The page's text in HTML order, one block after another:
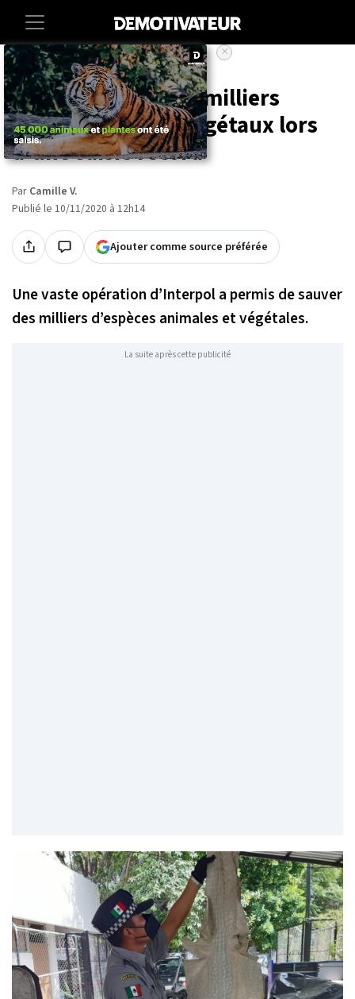
Accueil Societe Animaux
Interpol sauve des milliers
d'animaux et de végétaux lors
d'une saisie record
Par Camille V.
Publié le 10/11/2020 à 12h14
Ajouter comme source préférée
×
Une vaste opération d’Interpol a permis de sauver
des milliers d’espèces animales et végétales.
La suite après cette publicité